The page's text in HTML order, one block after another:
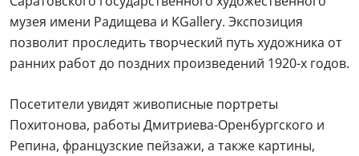
музея имени Радищева и KGallery. Экспозиция
позволит проследить творческий путь художника от
ранних работ до поздних произведений 1920-х годов.
Посетители увидят живописные портреты
Похитонова, работы Дмитриева-Оренбургского и
Репина, французские пейзажи, а также картины,